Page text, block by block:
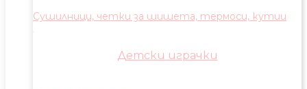
Сушилници, четки за шишета, термоси, кутии
Детски играчки